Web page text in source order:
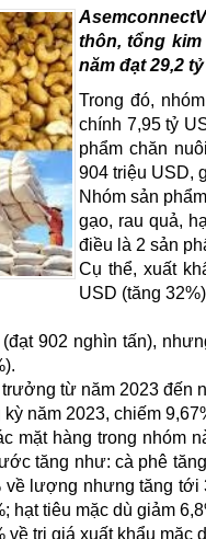
thôn, tổng
năm đạt 29,2
Trong đó,
chính 7,95 tỷ
phẩm chăn
904 triệu USD,
Nhóm sản
gạo, rau quả,
điều là 2 sản
Cụ thể, xuất
USD (tăng
902 nghìn tấn),
từ năm 2023 đến
năm 2023, chiếm
mặt hàng trong nhóm
tăng như: cà phê
về lượng nhưng tăng
hạt tiêu mặc dù giảm
về trị giá xuất khẩu mặc